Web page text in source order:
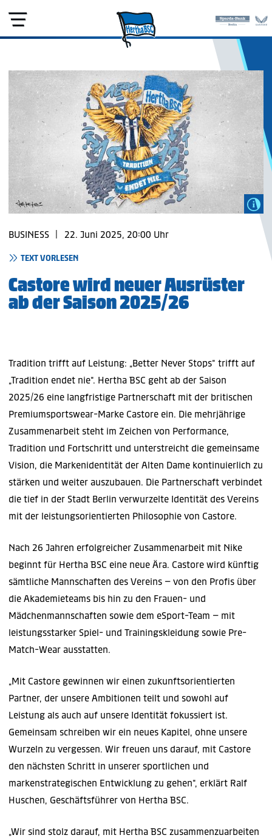
BUSINESS 22. Juni 2025, 20:00 Uhr
TEXT VORLESEN
Castore wird neuer Ausrüster
ab der Saison 2025/26
Tradition trifft auf Leistung: „Better Never Stops“ trifft auf
„Tradition endet nie“. Hertha BSC geht ab der Saison
2025/26 eine langfristige Partnerschaft mit der britischen
Premiumsportswear-Marke Castore ein. Die mehrjährige
Zusammenarbeit steht im Zeichen von Performance,
Tradition und Fortschritt und unterstreicht die gemeinsame
Vision, die Markenidentität der Alten Dame kontinuierlich zu
stärken und weiter auszubauen. Die Partnerschaft verbindet
die tief in der Stadt Berlin verwurzelte Identität des Vereins
mit der leistungsorientierten Philosophie von Castore.
Nach 26 Jahren erfolgreicher Zusammenarbeit mit Nike
beginnt für Hertha BSC eine neue Ära. Castore wird künftig
sämtliche Mannschaften des Vereins – von den Profis über
die Akademieteams bis hin zu den Frauen- und
Mädchenmannschaften sowie dem eSport-Team – mit
leistungsstarker Spiel- und Trainingskleidung sowie Pre-
Match-Wear ausstatten.
„Mit Castore gewinnen wir einen zukunftsorientierten
Partner, der unsere Ambitionen teilt und sowohl auf
Leistung als auch auf unsere Identität fokussiert ist.
Gemeinsam schreiben wir ein neues Kapitel, ohne unsere
Wurzeln zu vergessen. Wir freuen uns darauf, mit Castore
den nächsten Schritt in unserer sportlichen und
markenstrategischen Entwicklung zu gehen“, erklärt Ralf
Huschen, Geschäftsführer von Hertha BSC.
„Wir sind stolz darauf, mit Hertha BSC zusammenzuarbeiten